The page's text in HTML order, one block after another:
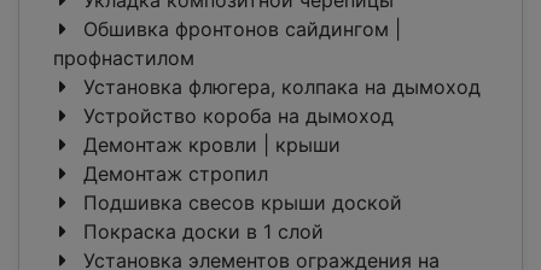
Обшивка фронтонов сайдингом |
профнастилом
Установка флюгера, колпака на дымоход
Устройство короба на дымоход
Демонтаж кровли | крыши
Демонтаж стропил
Подшивка свесов крыши доской
Покраска доски в 1 слой
Установка элементов ограждения на